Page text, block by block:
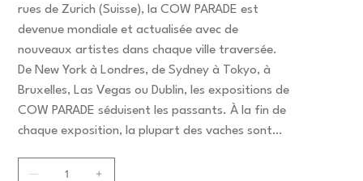
rues de Zurich (Suisse), la COW PARADE est
devenue mondiale et actualisée avec de
nouveaux artistes dans chaque ville traversée.
De New York à Londres, de Sydney à Tokyo, à
Bruxelles, Las Vegas ou Dublin, les expositions de
COW PARADE séduisent les passants. À la fin de
chaque exposition, la plupart des vaches sont